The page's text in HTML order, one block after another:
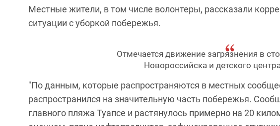
Местные жители, в том числе волонтеры, рассказали
ситуации с уборкой побережья.
Отмечается движение загрязнения в
Новороссийска и детского
"По данным, которые распространяются в местных
распространился на значительную часть побережья.
главного пляжа Туапсе и растянулось примерно на 20